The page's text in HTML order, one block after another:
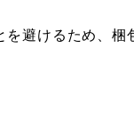
を避けるため、梱